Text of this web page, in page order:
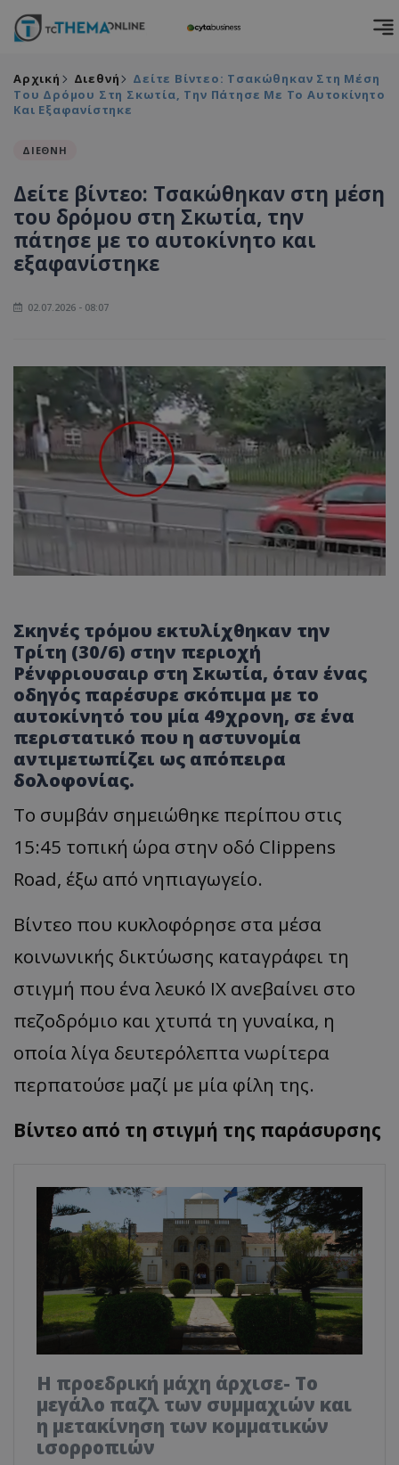
Αρχική Διεθνή
Δείτε Βίντεο: Τσακώθηκαν Στη Μέση
Του Δρόμου Στη Σκωτία, Την Πάτησε Με Το Αυτοκίνητο
Και Εξαφανίστηκε
ΔΙΕΘΝΗ
Δείτε βίντεο: Τσακώθηκαν στη μέση
του δρόμου στη Σκωτία, την
πάτησε με το αυτοκίνητο και
εξαφανίστηκε
02.07.2026 - 08:07
Σκηνές τρόμου εκτυλίχθηκαν την
Τρίτη (30/6) στην περιοχή
Ρένφριουσαιρ στη Σκωτία, όταν ένας
οδηγός παρέσυρε σκόπιμα με το
αυτοκίνητό του μία 49χρονη, σε ένα
περιστατικό που η αστυνομία
αντιμετωπίζει ως απόπειρα
δολοφονίας.
Το συμβάν σημειώθηκε περίπου στις
15:45 τοπική ώρα στην οδό Clippens
Road, έξω από νηπιαγωγείο.
Βίντεο που κυκλοφόρησε στα μέσα
κοινωνικής δικτύωσης καταγράφει τη
στιγμή που ένα λευκό IX ανεβαίνει στο
πεζοδρόμιο και χτυπά τη γυναίκα, η
οποία λίγα δευτερόλεπτα νωρίτερα
περπατούσε μαζί με μία φίλη της.
Βίντεο από τη στιγμή της παράσυρσης
Η προεδρική μάχη άρχισε- Το
μεγάλο παζλ των συμμαχιών και
η μετακίνηση των κομματικών
ισορροπιών